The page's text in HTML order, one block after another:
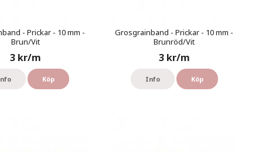
- Prickar - 10 mm -
Brun/Vit
3 kr/m
Köp
Grosgrainband - Prickar - 10 mm -
Brunröd/Vit
3 kr/m
Info Köp